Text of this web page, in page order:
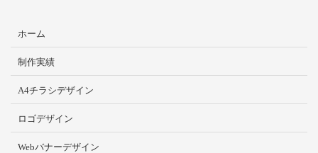
ホーム
制作実績
A4チラシデザイン
ロゴデザイン
Webバナーデザイン